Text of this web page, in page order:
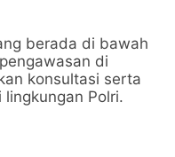
berada di bawah
di
konsultasi serta
Polri.